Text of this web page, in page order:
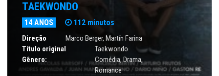
TAEKWONDO
14 ANOS 112 minutos
Direção Marco Berger, Martín Farina
Título original
Taekwondo
Gênero:
Comédia,Drama,
Romance